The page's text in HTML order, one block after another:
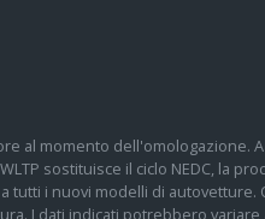
al momento dell'omologazione.
sostituisce il ciclo NEDC, la
tutti i nuovi modelli di
I dati indicati potrebbero variare